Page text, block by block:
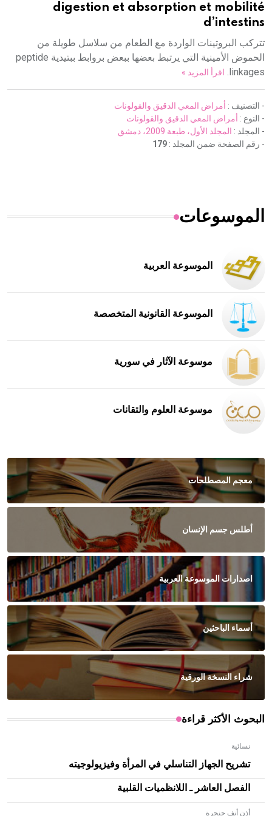
digestion et absorption et mobilité
d’intestins
تتركب البروتينات الواردة مع الطعام من سلاسل طويلة من
الحموض الأمينية التي يرتبط بعضها ببعض بروابط ببتيدية peptide
linkages. اقرأ المزيد »
- التصنيف : أمراض المعي الدقيق والقولونات
- النوع : أمراض المعي الدقيق والقولونات
- المجلد : المجلد الأول، طبعة 2009، دمشق
- رقم الصفحة ضمن المجلد : 179
الموسوعات
الموسوعة العربية
الموسوعة القانونية المتخصصة
موسوعة الآثار في سورية
موسوعة العلوم والتقانات
معجم المصطلحات
أطلس جسم الإنسان
اصدارات الموسوعة العربية
أسماء الباحثين
شراء النسخة الورقية
البحوث الأكثر قراءة
نسائية
تشريح الجهاز التناسلي في المرأة وفيزيولوجيته
الفصل العاشر ـ اللانظميات القلبية
أذن أنف حنجرة